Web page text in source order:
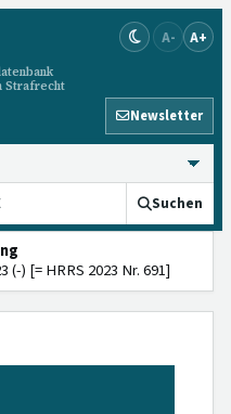
Strafrecht
A- A+
Newsletter
Suchen
(-) [= HRRS 2023 Nr. 691]